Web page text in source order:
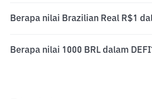
Berapa nilai Brazilian Real R$1
Berapa nilai 1000 BRL dalam